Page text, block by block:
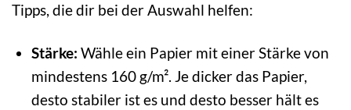
Tipps, die dir bei der Auswahl helfen:
Stärke: Wähle ein Papier mit einer Stärke von
mindestens 160 g/m². Je dicker das Papier,
desto stabiler ist es und desto besser hält es